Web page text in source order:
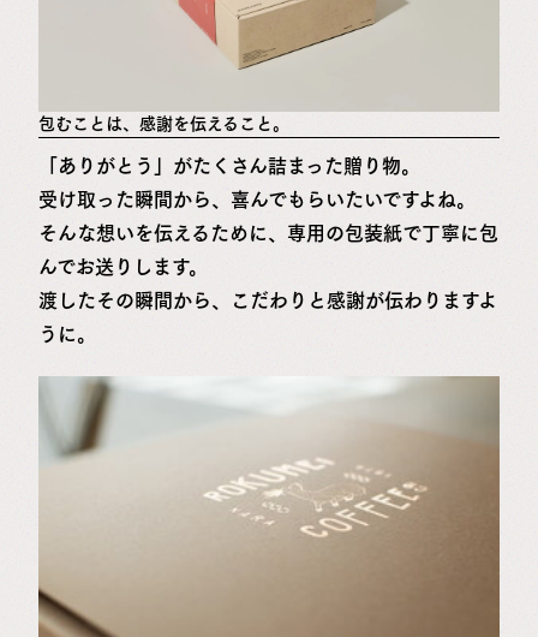
包むことは、感謝を伝えること。
「ありがとう」がたくさん詰まった贈り物。
受け取った瞬間から、喜んでもらいたいですよね。
そんな想いを伝えるために、専用の包装紙で丁寧に包
んでお送りします。
渡したその瞬間から、こだわりと感謝が伝わりますよ
うに。